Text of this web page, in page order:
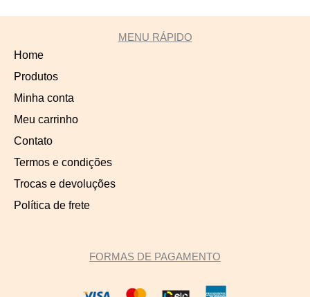
MENU RÁPIDO
Home
Produtos
Minha conta
Meu carrinho
Contato
Termos e condições
Trocas e devoluções
Política de frete
FORMAS DE PAGAMENTO